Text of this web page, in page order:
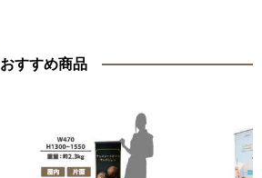
おすすめ商品